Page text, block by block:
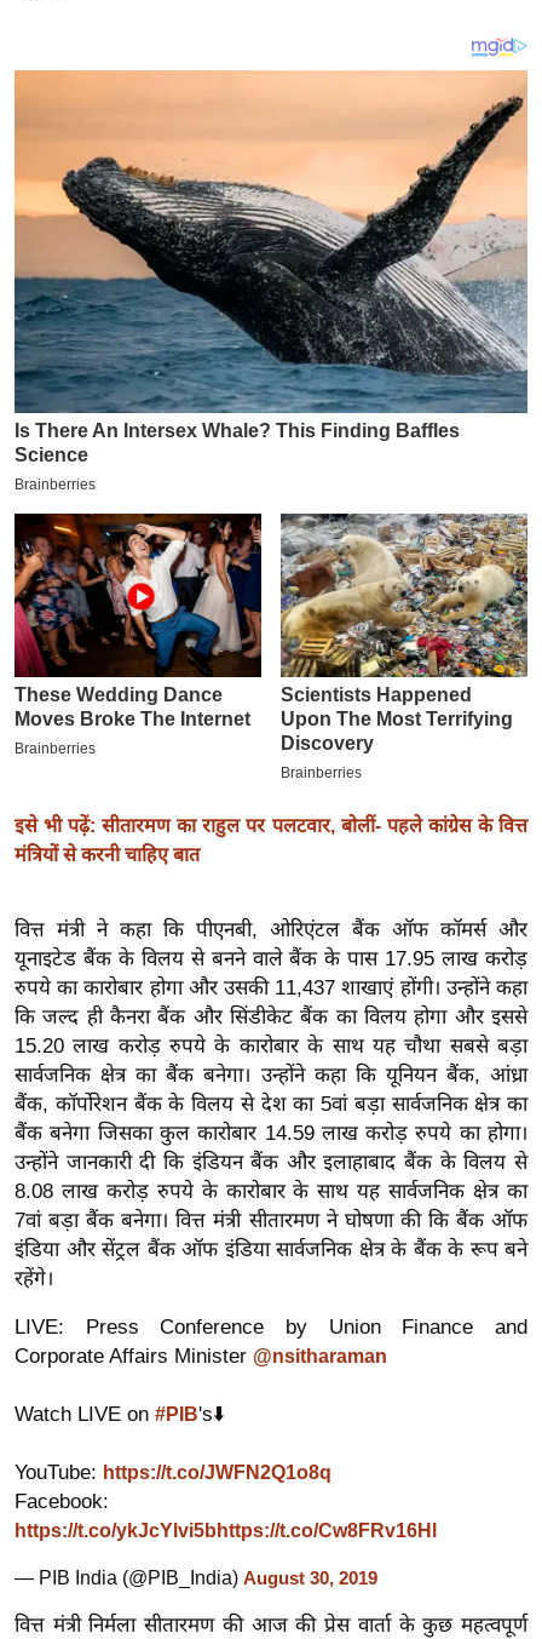
ट
I
L
2
0
2
6
क्रा
इ
म
ई
-
पे
प
र
मि
सा
बे
मि
ल
श
ख्सि
य
त
यं
ग
इं
डि
या
सा
हि
त्य
ज
त
ऑ
व
न्यू
ज
इसे भी पढ़ें: सीतारमण का राहुल पर पलटवार, बोलीं- पहले कांग्रेस के वित्त
मंत्रियों से करनी चाहिए बात
वित्त मंत्री ने कहा कि पीएनबी, ओरिएंटल बैंक ऑफ कॉमर्स और
यूनाइटेड बैंक के विलय से बनने वाले बैंक के पास 17.95 लाख करोड़
रुपये का कारोबार होगा और उसकी 11,437 शाखाएं होंगी। उन्होंने कहा
कि जल्द ही कैनरा बैंक और सिंडीकेट बैंक का विलय होगा और इससे
15.20 लाख करोड़ रुपये के कारोबार के साथ यह चौथा सबसे बड़ा
सार्वजनिक क्षेत्र का बैंक बनेगा। उन्होंने कहा कि यूनियन बैंक, आंध्रा
बैंक, कॉर्पोरेशन बैंक के विलय से देश का 5वां बड़ा सार्वजनिक क्षेत्र का
बैंक बनेगा जिसका कुल कारोबार 14.59 लाख करोड़ रुपये का होगा।
उन्होंने जानकारी दी कि इंडियन बैंक और इलाहाबाद बैंक के विलय से
8.08 लाख करोड़ रुपये के कारोबार के साथ यह सार्वजनिक क्षेत्र का
7वां बड़ा बैंक बनेगा। वित्त मंत्री सीतारमण ने घोषणा की कि बैंक ऑफ
इंडिया और सेंट्रल बैंक ऑफ इंडिया सार्वजनिक क्षेत्र के बैंक के रूप बने
रहेंगे।
LIVE: Press Conference by Union Finance and
Corporate Affairs Minister @nsitharaman
Watch LIVE on #PIB's⬇️
YouTube: https://t.co/JWFN2Q1o8q
Facebook:
https://t.co/ykJcYlvi5b https://t.co/Cw8FRv16Hl
— PIB India (@PIB_India) August 30, 2019
वित्त मंत्री निर्मला सीतारमण की आज की प्रेस वार्ता के कुछ महत्वपूर्ण